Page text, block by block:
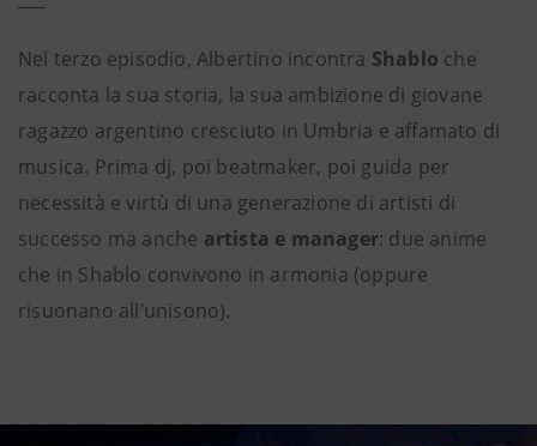
Nel terzo episodio, Albertino incontra Shablo che
racconta la sua storia, la sua ambizione di giovane
ragazzo argentino cresciuto in Umbria e affamato di
musica. Prima dj, poi beatmaker, poi guida per
necessità e virtù di una generazione di artisti di
successo ma anche artista e manager: due anime
che in Shablo convivono in armonia (oppure
risuonano all’unisono).